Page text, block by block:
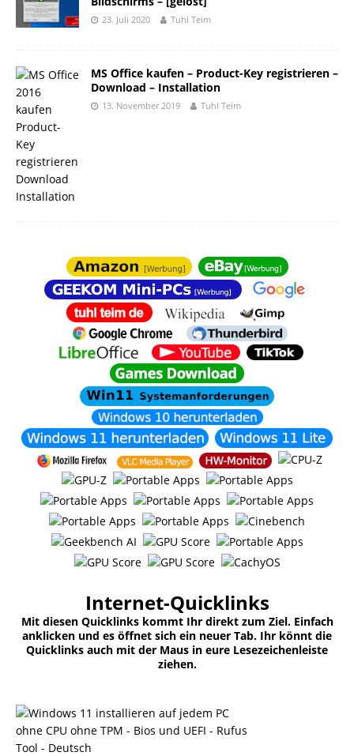
23. Juli 2020 Tuhl Teim
MS Office kaufen – Product-Key registrieren –
Download – Installation
13. November 2019 Tuhl Teim
Internet-Quicklinks
Mit diesen Quicklinks kommt Ihr direkt zum Ziel. Einfach
anklicken und es öffnet sich ein neuer Tab. Ihr könnt die
Quicklinks auch mit der Maus in eure Lesezeichenleiste
ziehen.